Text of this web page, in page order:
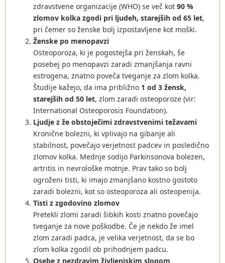
zdravstvene organizacije (WHO) se več kot 90 %
zlomov kolka zgodi pri ljudeh, starejših od 65 let,
pri čemer so ženske bolj izpostavljene kot moški.
Ženske po menopavzi
Osteoporoza, ki je pogostejša pri ženskah, še
posebej po menopavzi zaradi zmanjšanja ravni
estrogena, znatno poveča tveganje za zlom kolka.
Študije kažejo, da ima približno 1 od 3 žensk,
starejših od 50 let, zlom zaradi osteoporoze (vir:
International Osteoporosis Foundation).
Ljudje z že obstoječimi zdravstvenimi težavami
Kronične bolezni, ki vplivajo na gibanje ali
stabilnost, povečajo verjetnost padcev in posledično
zlomov kolka. Mednje sodijo Parkinsonova bolezen,
artritis in nevrološke motnje. Prav tako so bolj
ogroženi tisti, ki imajo zmanjšano kostno gostoto
zaradi bolezni, kot so osteoporoza ali osteopenija.
Tisti z zgodovino zlomov
Pretekli zlomi zaradi šibkih kosti znatno povečajo
tveganje za nove poškodbe. Če je nekdo že imel
zlom zaradi padca, je velika verjetnost, da se bo
zlom kolka zgodil ob prihodnjem padcu.
Osebe z nezdravim življenjskim slogom